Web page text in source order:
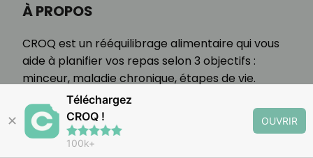
À PROPOS
CROQ est un rééquilibrage alimentaire qui vous
aide à planifier vos repas selon 3 objectifs :
minceur, maladie chronique, étapes de vie.
✕
Téléchargez
CROQ !
100k+
OUVRIR